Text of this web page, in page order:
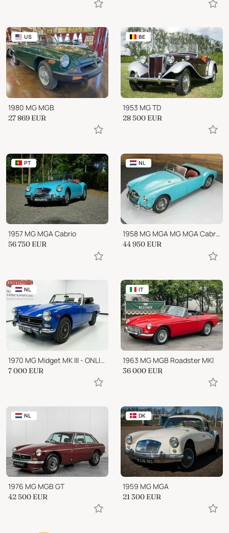
US
1980 MG MGB
27 869 EUR
BE
1953 MG TD
28 500 EUR
PT
1957 MG MGA Cabrio
56 750 EUR
NL
1958 MG MGA MG MGA Cabriolet
44 950 EUR
NL
1970 MG Midget MK III - ONLINE AUCTION
7 000 EUR
IT
1963 MG MGB Roadster MKI
36 000 EUR
NL
1976 MG MGB GT
42 500 EUR
DK
1959 MG MGA
21 300 EUR